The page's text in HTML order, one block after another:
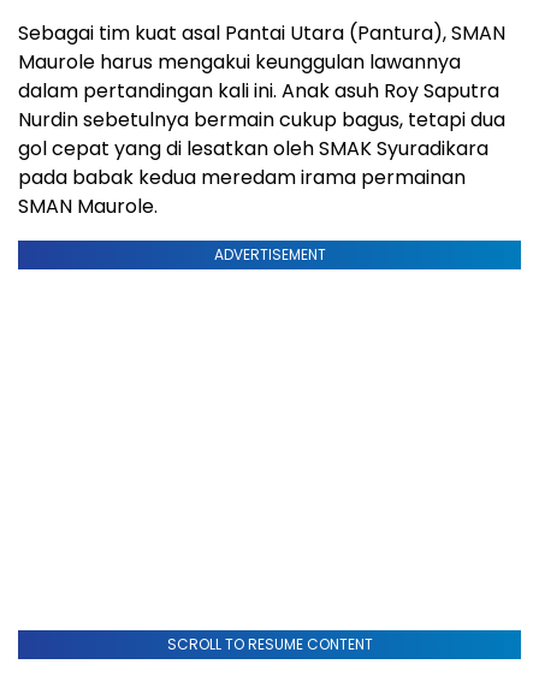
Sebagai tim kuat asal Pantai Utara (Pantura), SMAN
Maurole harus mengakui keunggulan lawannya
dalam pertandingan kali ini. Anak asuh Roy Saputra
Nurdin sebetulnya bermain cukup bagus, tetapi dua
gol cepat yang di lesatkan oleh SMAK Syuradikara
pada babak kedua meredam irama permainan
SMAN Maurole.
ADVERTISEMENT
SCROLL TO RESUME CONTENT